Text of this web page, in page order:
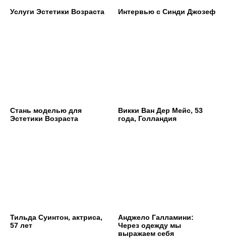
Услуги Эстетики Возраста Интервью с Синди Джозеф
Стань моделью для
Эстетики Возраста
Викки Ван Дер Мейс, 53
года, Голландия
Тильда Суинтон, актриса,
57 лет
Анджело Галламини:
Через одежду мы
выражаем себя